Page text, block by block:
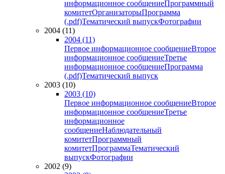
информационное сообщениеПрограммный
комитетОрганизаторыПрограмма
(.pdf)Тематический выпускФотографии
2004 (11)
2004 (11)
Первое информационное сообщениеВторое
информационное сообщениеТретье
информационное сообщениеПрограмма
(.pdf)Тематический выпуск
2003 (10)
2003 (10)
Первое информационное сообщениеВторое
информационное сообщениеТретье
информационное
сообщениеНаблюдательный
комитетПрограммный
комитетПрограммаТематический
выпускФотографии
2002 (9)